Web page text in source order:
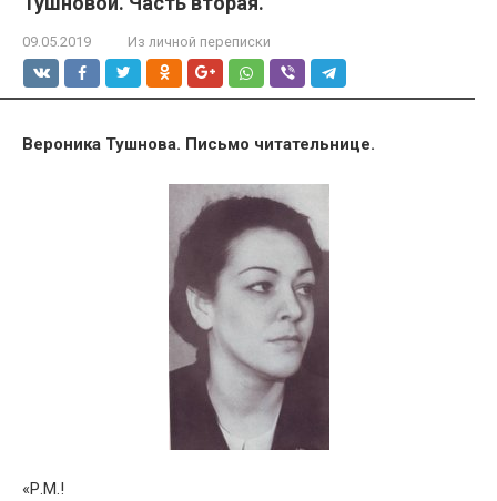
09.05.2019 Из личной переписки
Вероника Тушнова. Письмо читательнице.
«Р.М.!